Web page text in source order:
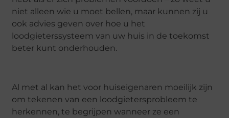
niet alleen wie u moet bellen, maar kunnen zij u
ook advies geven over hoe u het
loodgieterssysteem van uw huis in de toekomst
beter kunt onderhouden.
Al met al kan het voor huiseigenaren moeilijk zijn
om tekenen van een loodgietersprobleem te
herkennen, te begrijpen wanneer ze een